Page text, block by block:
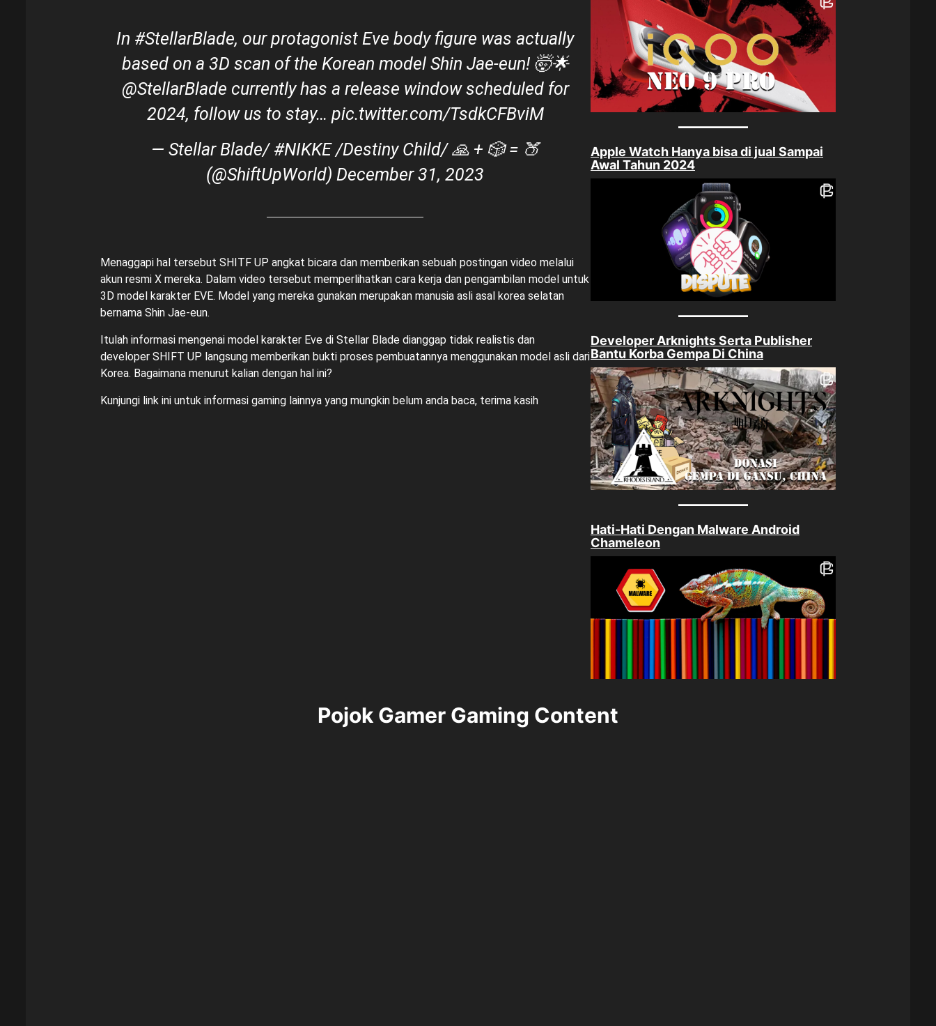
In #StellarBlade, our protagonist Eve body figure was actually
based on a 3D scan of the Korean model Shin Jae-eun! 🤯🌟
@StellarBlade currently has a release window scheduled for
2024, follow us to stay… pic.twitter.com/TsdkCFBviM
— Stellar Blade/ #NIKKE /Destiny Child/ 🙏 + 🎲 = 🍑
(@ShiftUpWorld)December 31, 2023
Menaggapi hal tersebut SHITF UP angkat bicara dan memberikan sebuah postingan video melalui
akun resmi X mereka. Dalam video tersebut memperlihatkan cara kerja dan pengambilan model untuk
3D model karakter EVE. Model yang mereka gunakan merupakan manusia asli asal korea selatan
bernama Shin Jae-eun.
Itulah informasi mengenai model karakter Eve di Stellar Bladedianggap tidak realistis dan
developer SHIFT UP langsung memberikan bukti proses pembuatannya menggunakan model asli dari
Korea. Bagaimana menurut kalian dengan hal ini?
Kunjungi link iniuntuk informasi gaming lainnya yang mungkin belum anda baca, terima kasih
Apple Watch Hanya bisa di jual Sampai
Awal Tahun 2024
Developer Arknights Serta Publisher
Bantu Korba Gempa Di China
Hati-Hati Dengan Malware Android
Chameleon
Pojok Gamer Gaming Content